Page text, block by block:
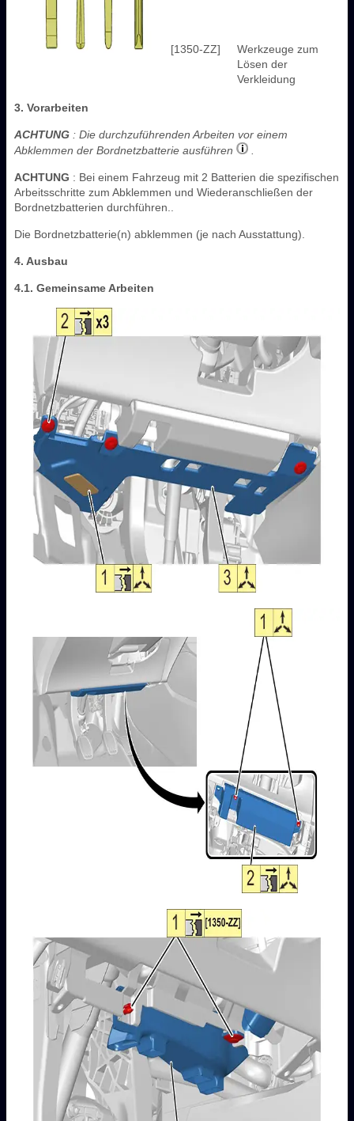
[1350-ZZ]
Werkzeuge zum
Lösen der
Verkleidung
3. Vorarbeiten
ACHTUNG : Die durchzuführenden Arbeiten vor einem
Abklemmen der Bordnetzbatterie ausführen
ACHTUNG : Bei einem Fahrzeug mit 2 Batterien die spezifischen
Arbeitsschritte zum Abklemmen und Wiederanschließen der
Bordnetzbatterien durchführen..
Die Bordnetzbatterie(n) abklemmen (je nach Ausstattung).
4. Ausbau
4.1. Gemeinsame Arbeiten